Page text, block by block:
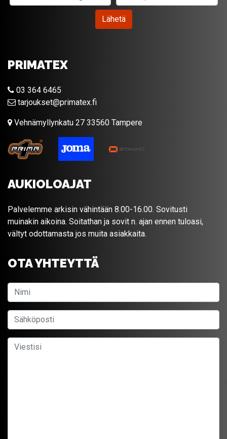
Lähetä
PRIMATEX
03 364 6465
tarjoukset@primatex.fi
Vehnämyllynkatu 27 33560 Tampere
AUKIOLOAJAT
Palvelemme arkisin vähintään 8.00-16.00. Sovitusti
muinakin aikoina. Soitathan ja sovit n. ajan ennen tuloasi,
vältyt odottamasta jos muita asiakkaita.
OTA YHTEYTTÄ